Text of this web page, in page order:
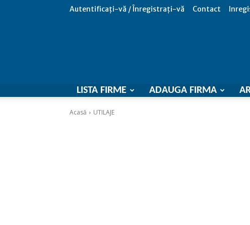
Autentificați-vă / Înregistrați-vă Contact
LISTA FIRME ADAUGA FIRMA
Acasă UTILAJE